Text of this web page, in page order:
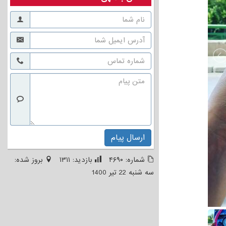
ارسال پیام
شماره: ۴۶۹۰ بازدید: ۱۳۱۱
بروز شده:
سه شنبه 22 تیر 1400